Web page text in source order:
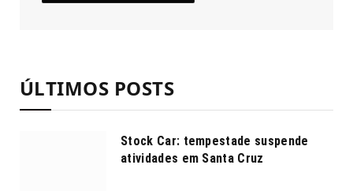
ÚLTIMOS POSTS
Stock Car: tempestade suspende
atividades em Santa Cruz